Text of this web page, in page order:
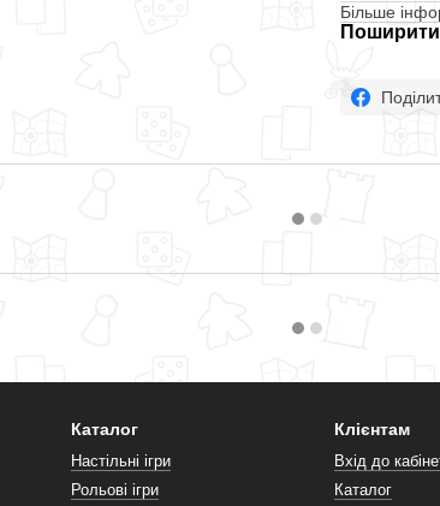
Більше
Каталог
Настільні ігри
Рольові ігри
Клієнтам
Вхід до
Каталог